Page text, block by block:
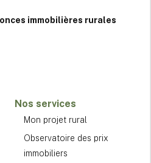
immobilières rurales
Nos services
Mon projet rural
Observatoire des prix
immobiliers